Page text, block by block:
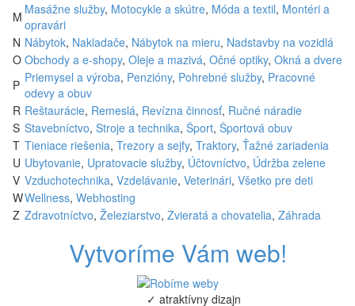
M Masážne služby, Motocykle a skútre, Móda a textil, Montéri a
opravári
N Nábytok, Nakladače, Nábytok na mieru, Nadstavby na vozidlá
O Obchody a e-shopy, Oleje a mazivá, Očné optiky, Okná a dvere
P Priemysel a výroba, Penzióny, Pohrebné služby, Pracovné
odevy a obuv
R Reštaurácie, Remeslá, Revízna činnosť, Ručné náradie
S Stavebníctvo, Stroje a technika, Šport, Športová obuv
T Tieniace riešenia, Trezory a sejfy, Traktory, Ťažné zariadenia
U Ubytovanie, Upratovacie služby, Účtovníctvo, Údržba zelene
V Vzduchotechnika, Vzdelávanie, Veterinári, Všetko pre deti
WWellness, Webhosting
Z Zdravotníctvo, Železiarstvo, Zvieratá a chovatelia, Záhrada
Vytvoríme Vám web!
✓ atraktívny dizajn